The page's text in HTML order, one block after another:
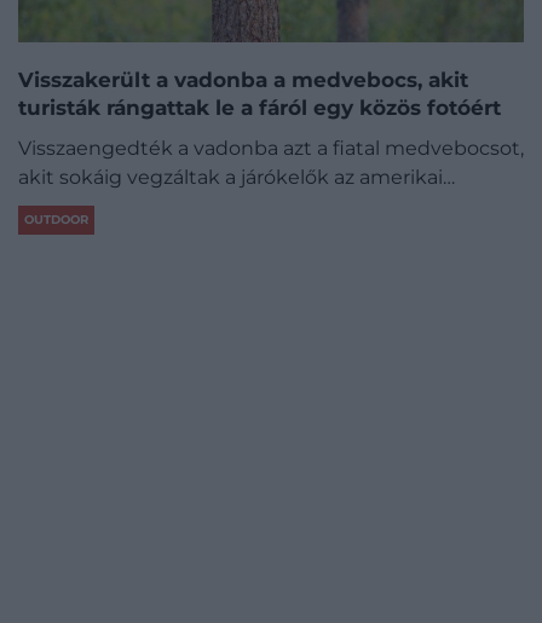
Visszakerült a vadonba a medvebocs, akit
turisták rángattak le a fáról egy közös fotóért
Visszaengedték a vadonba azt a fiatal medvebocsot,
akit sokáig vegzáltak a járókelők az amerikai…
OUTDOOR